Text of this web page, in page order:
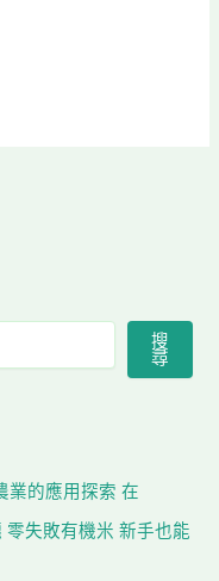
搜
尋
業的應用探索 在
失敗有機米 新手也能